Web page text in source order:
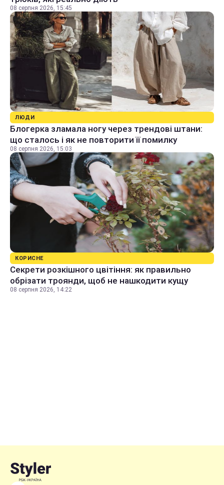
08 серпня 2026, 15:45
ЛЮДИ
Блогерка зламала ногу через трендові штани:
що сталось і як не повторити її помилку
08 серпня 2026, 15:03
КОРИСНЕ
Секрети розкішного цвітіння: як правильно
обрізати троянди, щоб не нашкодити кущу
08 серпня 2026, 14:22